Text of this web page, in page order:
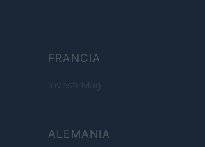
FRANCIA
InvestirMag
ALEMANIA